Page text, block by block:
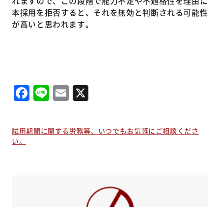
本採用を拒否すると、それを無効と判断される可能性
が高いと思われます。
Facebook
LineEmail
試用期間に関する労務等、いつでもお気軽にご相談くださ
い。